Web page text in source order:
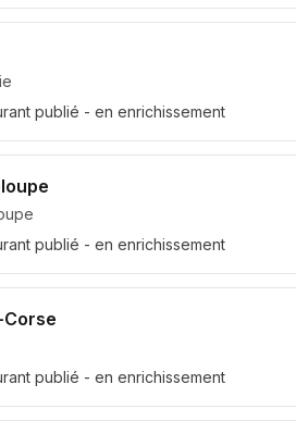
publié - en enrichissement
publié - en enrichissement
publié - en enrichissement